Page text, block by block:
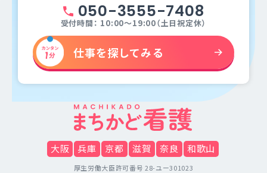
050-3555-7408
受付時間： 10:00～19:00（土日祝定休）
仕事を探してみる
大阪 兵庫 京都 滋賀 奈良 和歌山
厚生労働大臣許可番号 28-ユー301023